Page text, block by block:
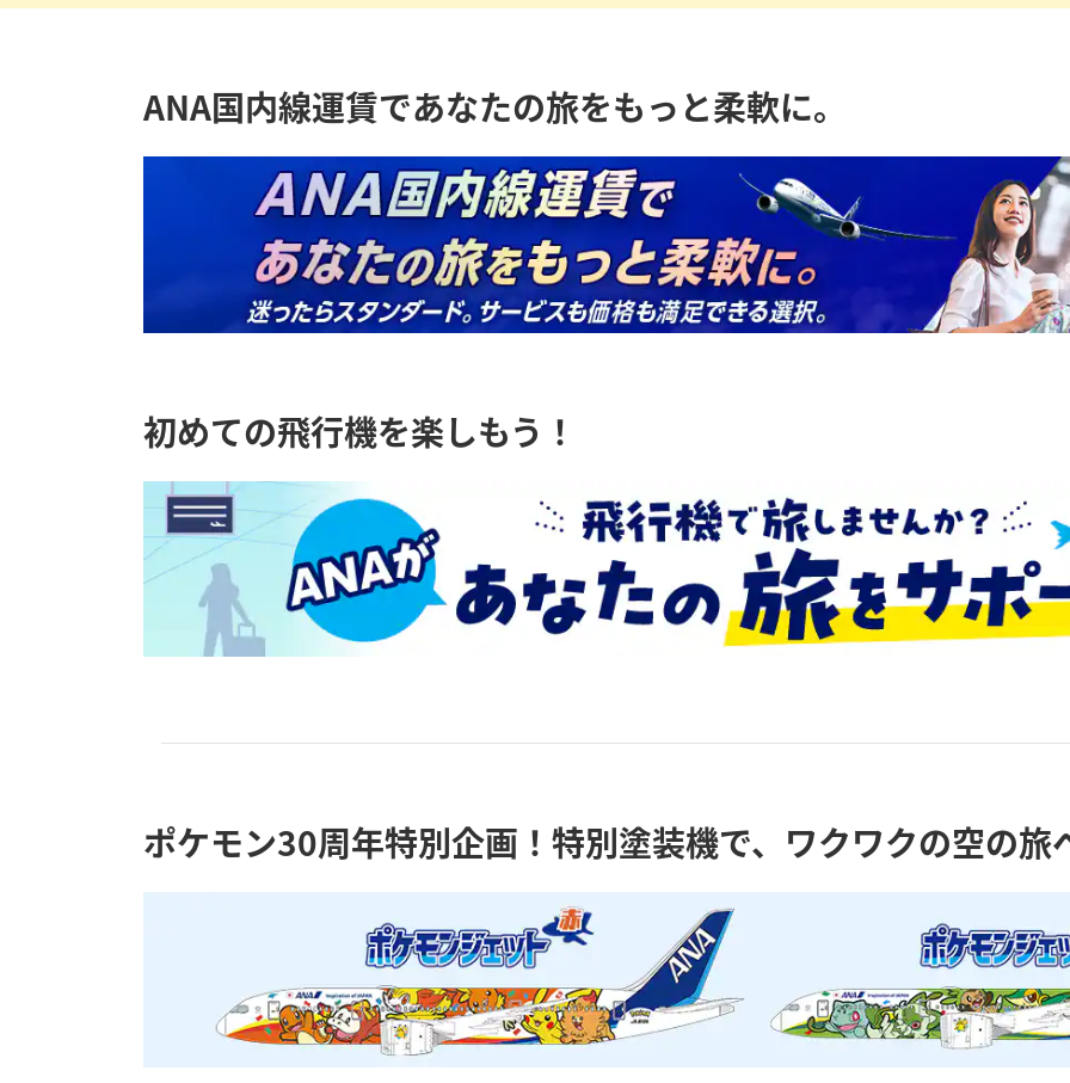
ANA国内線運賃であなたの旅をもっと柔軟に。
初めての飛行機を楽しもう！
ポケモン30周年特別企画！特別塗装機で、ワクワクの空の旅